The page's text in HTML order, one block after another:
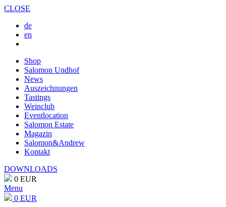
CLOSE
de
en
Shop
Salomon Undhof
News
Auszeichnungen
Tastings
Weinclub
Eventlocation
Salomon Estate
Magazin
Salomon&Andrew
Kontakt
DOWNLOADS
0 EUR
Menu
0 EUR